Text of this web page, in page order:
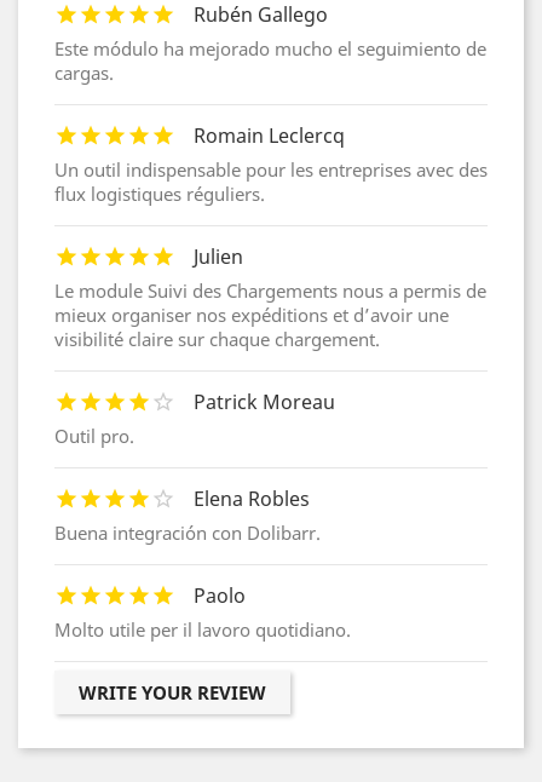
Rubén Gallego
Este módulo ha mejorado mucho el seguimiento de
cargas.
Romain Leclercq
Un outil indispensable pour les entreprises avec des
flux logistiques réguliers.
Julien
Le module Suivi des Chargements nous a permis de
mieux organiser nos expéditions et d’avoir une
visibilité claire sur chaque chargement.
Patrick Moreau
Outil pro.
Elena Robles
Buena integración con Dolibarr.
Paolo
Molto utile per il lavoro quotidiano.
WRITE YOUR REVIEW